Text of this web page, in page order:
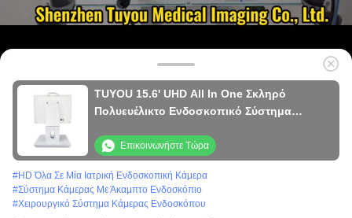
TUYOU 15.6' UHD All In One Σκληρό
Πολυευέλικτο Ενδοσκοπικό Σύστημα
Επικοινωνήστε Τώρα
#HD Όλα Σε Μία Ιατρική Ενδοσκοπική Κάμερα
#Σύστημα Κάμερας Με Άκαμπτο Ενδοσκόπιο
#Χειρουργικό Σύστημα Κάμερας Ενδοσκόπου